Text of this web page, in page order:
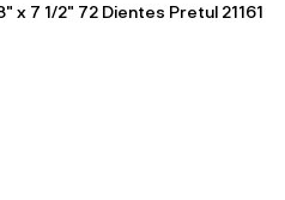
7 1/2" 72 Dientes Pretul 21161